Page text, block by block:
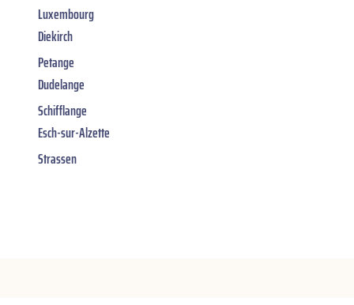
Luxembourg
Diekirch
Petange
Dudelange
Schifflange
Esch-sur-Alzette
Strassen